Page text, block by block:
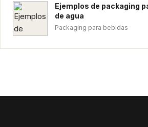
Ejemplos de packaging
de agua
Packaging para bebidas